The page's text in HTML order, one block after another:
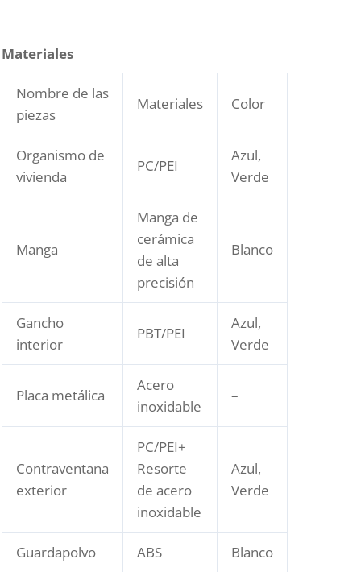
Materiales
Nombre de las
piezas
Materiales Color
Organismo de
vivienda
PC/PEI
Azul,
Verde
Manga
Manga de
cerámica
de alta
precisión
Blanco
Gancho
interior
PBT/PEI
Azul,
Verde
Placa metálica
Acero
inoxidable
–
Contraventana
exterior
PC/PEI+
Resorte
de acero
inoxidable
Azul,
Verde
Guardapolvo ABS Blanco